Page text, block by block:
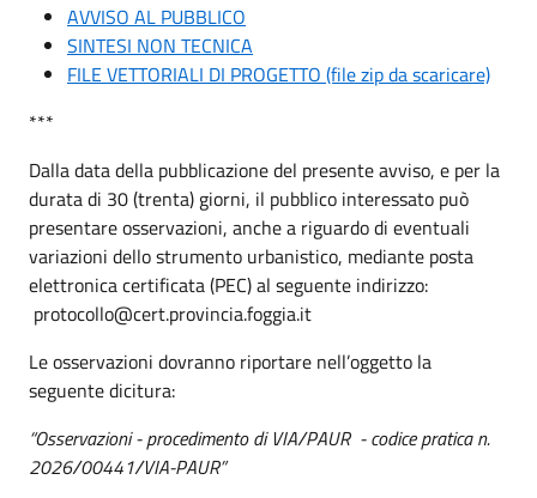
AVVISO AL PUBBLICO
SINTESI NON TECNICA
FILE VETTORIALI DI PROGETTO (file zip da scaricare)
***
Dalla data della pubblicazione del presente avviso, e per la
durata di 30 (trenta) giorni, il pubblico interessato può
presentare osservazioni, anche a riguardo di eventuali
variazioni dello strumento urbanistico, mediante posta
elettronica certificata (PEC) al seguente indirizzo:
protocollo@cert.provincia.foggia.it
Le osservazioni dovranno riportare nell’oggetto la
seguente dicitura:
“Osservazioni - procedimento di VIA/PAUR - codice pratica n.
2026/00441/VIA-PAUR”